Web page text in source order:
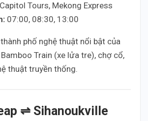
Capitol Tours, Mekong Express
07:00, 08:30, 13:00
phố nghệ thuật nổi bật của
Train (xe lửa tre), chợ cổ,
thuật truyền thống.
⇌ Sihanoukville